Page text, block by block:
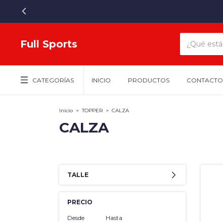
Full Sports
CATEGORÍAS INICIO PRODUCTOS CONTACTO
Inicio > TOPPER > CALZA
CALZA
TALLE
PRECIO
Desde Hasta